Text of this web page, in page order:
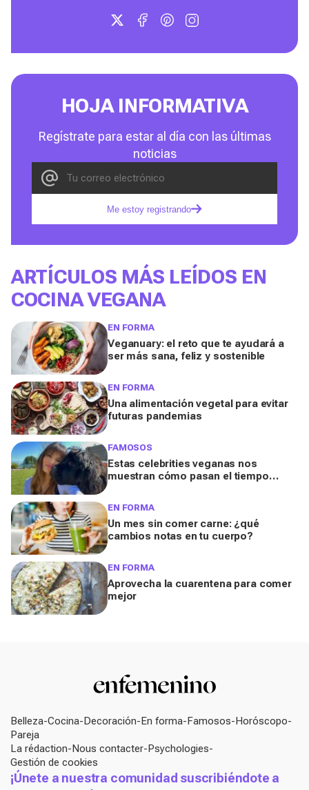
HOJA INFORMATIVA
Regístrate para estar al día con las últimas
noticias
Me estoy registrando
ARTÍCULOS MÁS LEÍDOS EN
COCINA VEGANA
EN FORMA
Veganuary: el reto que te ayudará a
ser más sana, feliz y sostenible
EN FORMA
Una alimentación vegetal para evitar
futuras pandemias
FAMOSOS
Estas celebrities veganas nos
muestran cómo pasan el tiempo
EN FORMA
Un mes sin comer carne: ¿qué
cambios notas en tu cuerpo?
EN FORMA
Aprovecha la cuarentena para comer
mejor
Belleza Cocina Decoración En forma Famosos Horóscopo
Pareja
La rédaction Nous contacter Psychologies
Gestión de cookies
¡Únete a nuestra comunidad suscribiéndote a